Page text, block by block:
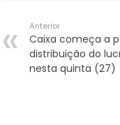
Anterior
Caixa começa a
distribuição do
nesta quinta (27)